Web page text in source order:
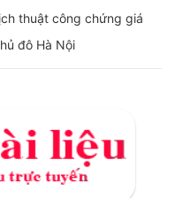
thuật công chứng giá
đô Hà Nội